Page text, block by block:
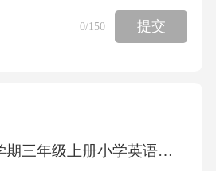
0/150 提交
2026年秋季学期三年级上册小学英语（人教精通版三起）教学计划含教学进度表